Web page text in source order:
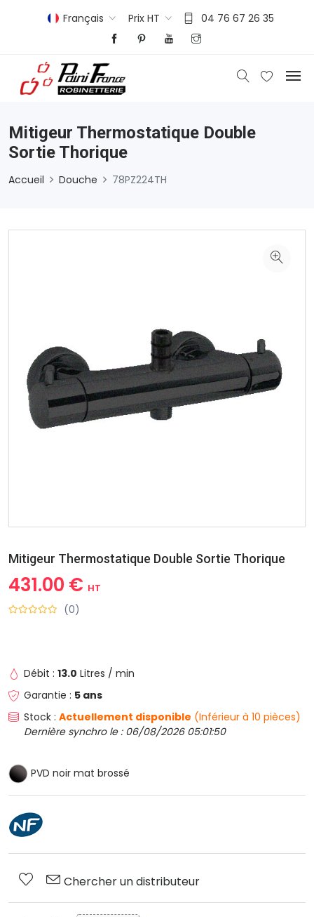
Français Prix HT 04 76 67 26 35
Mitigeur Thermostatique Double
Sortie Thorique
Accueil Douche 78PZ224TH
Mitigeur Thermostatique Double Sortie Thorique
431.00 € HT
(0)
Débit : 13.0 Litres / min
Garantie : 5 ans
Stock : Actuellement disponible (Inférieur à 10 pièces)
Dernière synchro le : 06/08/2026 05:01:50
PVD noir mat brossé
Chercher un distributeur